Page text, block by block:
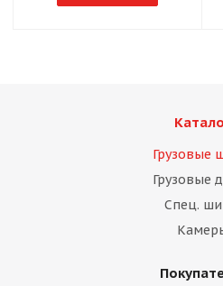
Грузовые
Грузовые
Спец.